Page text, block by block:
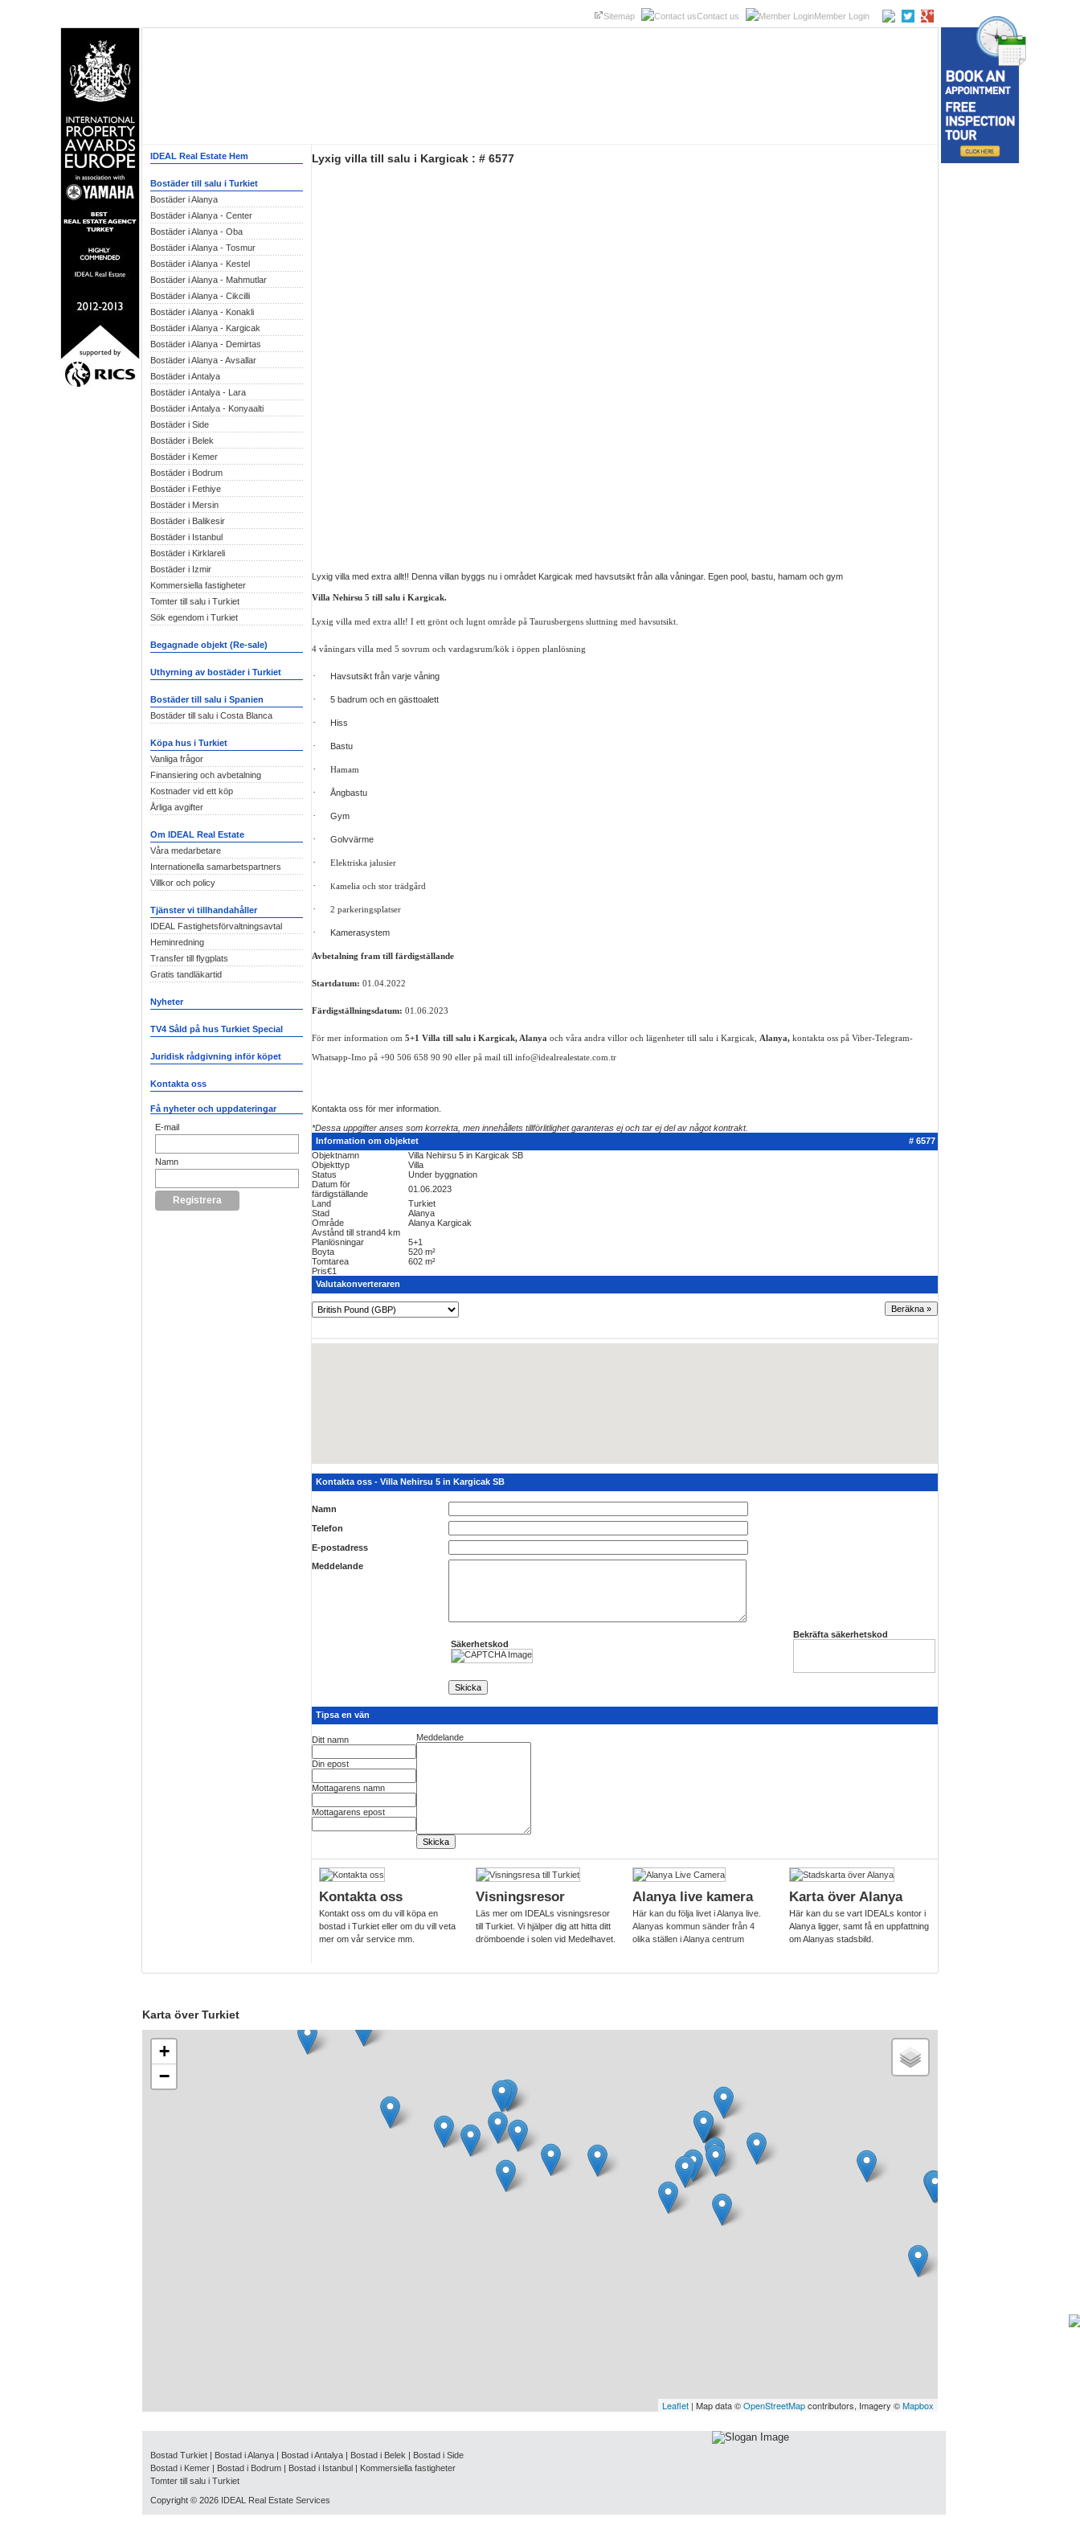
Sitemap Contact us Member Login
IDEAL Real Estate Hem
Bostäder till salu i Turkiet
Bostäder i Alanya
Bostäder i Alanya - Center
Bostäder i Alanya - Oba
Bostäder i Alanya - Tosmur
Bostäder i Alanya - Kestel
Bostäder i Alanya - Mahmutlar
Bostäder i Alanya - Cikcilli
Bostäder i Alanya - Konakli
Bostäder i Alanya - Kargicak
Bostäder i Alanya - Demirtas
Bostäder i Alanya - Avsallar
Bostäder i Antalya
Bostäder i Antalya - Lara
Bostäder i Antalya - Konyaalti
Bostäder i Side
Bostäder i Belek
Bostäder i Kemer
Bostäder i Bodrum
Bostäder i Fethiye
Bostäder i Mersin
Bostäder i Balikesir
Bostäder i Istanbul
Bostäder i Kirklareli
Bostäder i Izmir
Kommersiella fastigheter
Tomter till salu i Turkiet
Sök egendom i Turkiet
Begagnade objekt (Re-sale)
Uthyrning av bostäder i Turkiet
Bostäder till salu i Spanien
Bostäder till salu i Costa Blanca
Köpa hus i Turkiet
Vanliga frågor
Finansiering och avbetalning
Kostnader vid ett köp
Årliga avgifter
Om IDEAL Real Estate
Våra medarbetare
Internationella samarbetspartners
Villkor och policy
Tjänster vi tillhandahåller
IDEAL Fastighetsförvaltningsavtal
Heminredning
Transfer till flygplats
Gratis tandläkartid
Nyheter
TV4 Såld på hus Turkiet Special
Juridisk rådgivning inför köpet
Kontakta oss
Få nyheter och uppdateringar
E-mail
Namn
Lyxig villa till salu i Kargicak : # 6577
Lyxig villa med extra allt!! Denna villan byggs nu i området Kargicak med havsutsikt från alla våningar. Egen pool, bastu, hamam och gym
Villa Nehirsu 5 till salu i Kargicak.
Lyxig villa med extra allt! I ett grönt och lugnt område på Taurusbergens sluttning med havsutsikt.
4 våningars villa med 5 sovrum och vardagsrum/kök i öppen planlösning
· Havsutsikt från varje våning
· 5 badrum och en gästtoalett
· Hiss
· Bastu
· Hamam
· Ångbastu
· Gym
· Golvvärme
· Elektriska jalusier
· Kamelia och stor trädgård
· 2 parkeringsplatser
· Kamerasystem
Avbetalning fram till färdigställande
Startdatum: 01.04.2022
Färdigställningsdatum: 01.06.2023
För mer information om 5+1 Villa till salu i Kargicak, Alanya och våra andra villor och lägenheter till salu i Kargicak, Alanya, kontakta oss på Viber-Telegram-
Whatsapp-Imo på +90 506 658 90 90 eller på mail till info@idealrealestate.com.tr
Kontakta oss för mer information.
*Dessa uppgifter anses som korrekta, men innehållets tillförlitlighet garanteras ej och tar ej del av något kontrakt.
Information om objektet
# 6577
Objektnamn
Villa Nehirsu 5 in Kargicak SB
Objekttyp
Villa
Status
Under byggnation
Datum för
färdigställande
01.06.2023
Land
Turkiet
Stad
Alanya
Område
Alanya Kargicak
Avstånd till strand4 km
Planlösningar
5+1
Boyta
520 m²
Tomtarea
602 m²
Pris€1
Valutakonverteraren
Kontakta oss - Villa Nehirsu 5 in Kargicak SB
Namn
Telefon
E-postadress
Meddelande
Säkerhetskod
Bekräfta säkerhetskod
Tipsa en vän
Ditt namn
Din epost
Mottagarens namn
Mottagarens epost
Meddelande
Kontakta oss
Kontakt oss om du vill köpa en
bostad i Turkiet eller om du vill veta
mer om vår service mm.
Visningsresor
Läs mer om IDEALs visningsresor
till Turkiet. Vi hjälper dig att hitta ditt
drömboende i solen vid Medelhavet.
Alanya live kamera
Här kan du följa livet i Alanya live.
Alanyas kommun sänder från 4
olika ställen i Alanya centrum
Karta över Alanya
Här kan du se vart IDEALs kontor i
Alanya ligger, samt få en uppfattning
om Alanyas stadsbild.
Karta över Turkiet
+
−
Leaflet | Map data ©OpenStreetMapcontributors, Imagery ©Mapbox
Bostad Turkiet | Bostad i Alanya | Bostad i Antalya | Bostad i Belek | Bostad i Side
Bostad i Kemer | Bostad i Bodrum | Bostad i Istanbul | Kommersiella fastigheter
Tomter till salu i Turkiet
Copyright © 2026 IDEAL Real Estate Services